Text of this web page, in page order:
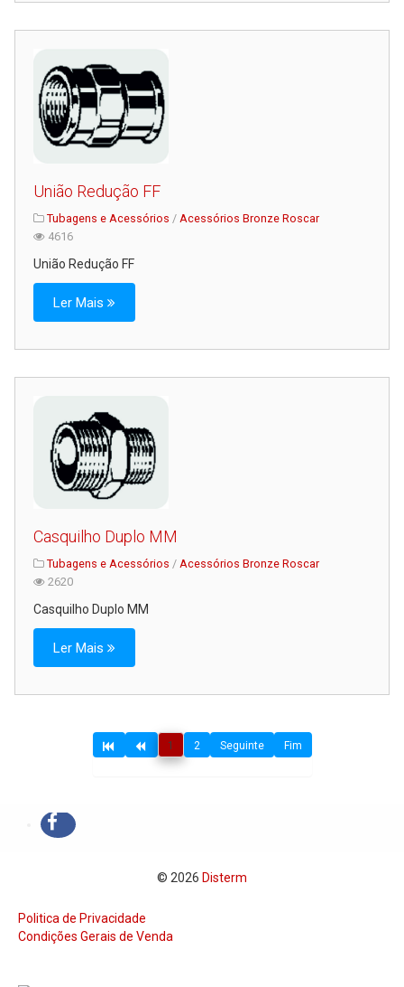
União Redução FF
Tubagens e Acessórios / Acessórios Bronze Roscar
4616
União Redução FF
Ler Mais
Casquilho Duplo MM
Tubagens e Acessórios / Acessórios Bronze Roscar
2620
Casquilho Duplo MM
Ler Mais
1 2 Seguinte Fim
© 2026 Disterm
Politica de Privacidade
Condições Gerais de Venda